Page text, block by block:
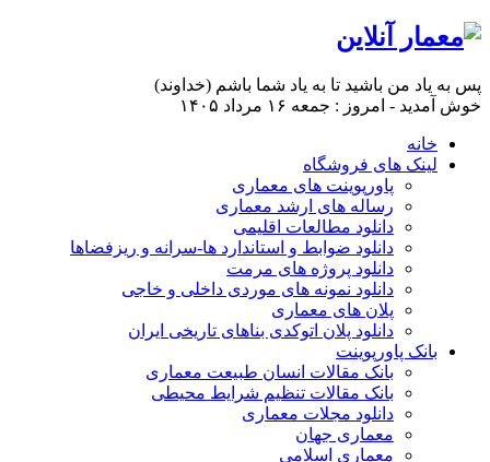
پس به یاد من باشید تا به یاد شما باشم (خداوند)
خوش آمدید - امروز : جمعه ۱۶ مرداد ۱۴۰۵
خانه
لینک های فروشگاه
پاورپوینت های معماری
رساله های ارشد معماری
دانلود مطالعات اقلیمی
دانلود ضوابط و استاندارد ها-سرانه و ریزفضاها
دانلود پروژه های مرمت
دانلود نمونه های موردی داخلی و خاجی
پلان های معماری
دانلود پلان اتوکدی بناهای تاریخی ایران
بانک پاورپوینت
بانک مقالات انسان طبیعت معماری
بانک مقالات تنظیم شرایط محیطی
دانلود مجلات معماری
معماری جهان
معماری اسلامی